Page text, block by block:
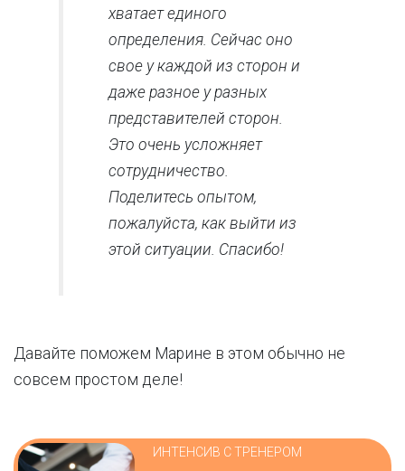
хватает единого
определения. Сейчас оно
свое у каждой из сторон и
даже разное у разных
представителей сторон.
Это очень усложняет
сотрудничество.
Поделитесь опытом,
пожалуйста, как выйти из
этой ситуации. Спасибо!
Давайте поможем Марине в этом обычно не
совсем простом деле!
ИНТЕНСИВ С ТРЕНЕРОМ